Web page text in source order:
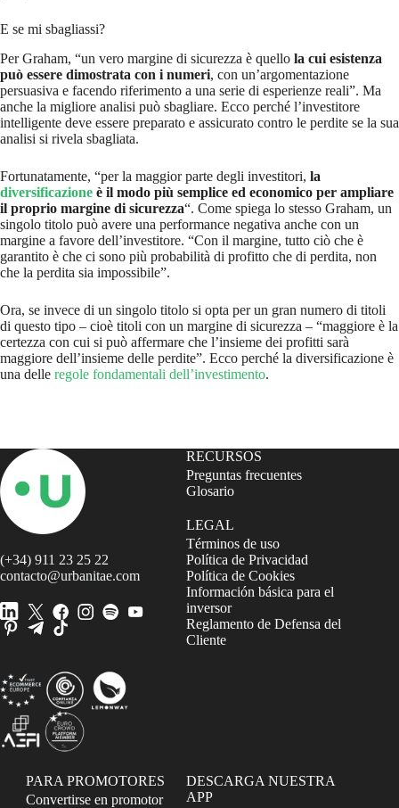
E se mi sbagliassi?
Per Graham, “un vero margine di sicurezza è quello la cui esistenza
può essere dimostrata con i numeri, con un’argomentazione
persuasiva e facendo riferimento a una serie di esperienze reali”. Ma
anche la migliore analisi può sbagliare. Ecco perché l’investitore
intelligente deve essere preparato e assicurato contro le perdite se la sua
analisi si rivela sbagliata.
Fortunatamente, “per la maggior parte degli investitori, la
diversificazione è il modo più semplice ed economico per ampliare
il proprio margine di sicurezza“. Come spiega lo stesso Graham, un
singolo titolo può avere una performance negativa anche con un
margine a favore dell’investitore. “Con il margine, tutto ciò che è
garantito è che ci sono più probabilità di profitto che di perdita, non
che la perdita sia impossibile”.
Ora, se invece di un singolo titolo si opta per un gran numero di titoli
di questo tipo – cioè titoli con un margine di sicurezza – “maggiore è la
certezza con cui si può affermare che l’insieme dei profitti sarà
maggiore dell’insieme delle perdite”. Ecco perché la diversificazione è
una delle regole fondamentali dell’investimento.
(+34) 911 23 25 22
contacto@urbanitae.com
RECURSOS
Preguntas frecuentes
Glosario
LEGAL
Términos de uso
Política de Privacidad
Política de Cookies
Información básica para el
inversor
Reglamento de Defensa del
Cliente
PARA PROMOTORES
Convertirse en promotor
DESCARGA NUESTRA
APP